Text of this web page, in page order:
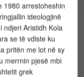
1980 arrestoheshin
ideologjinë
ndjeri Aristidh Kola
se të vdiste ku
pritën me lot në sy
merrnin pjesë mbi
grek